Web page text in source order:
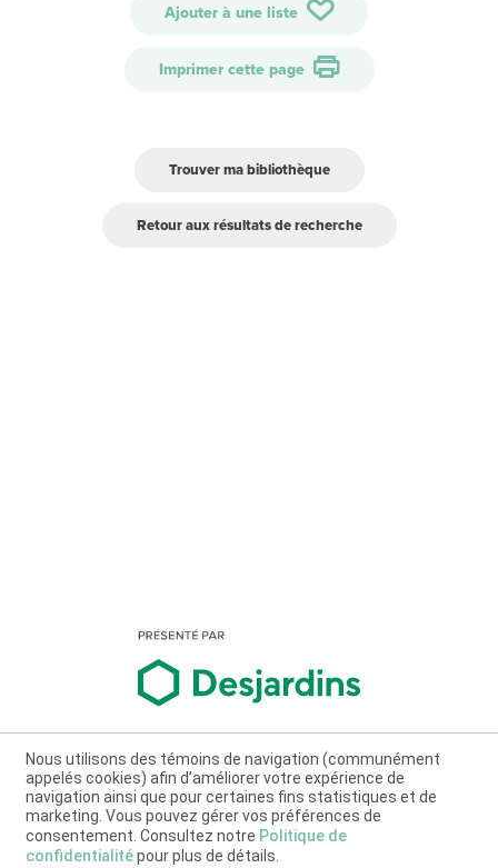
Ajouter à une liste
Imprimer cette page
Trouver ma bibliothèque
Retour aux résultats de recherche
Nous utilisons des témoins de navigation (communément
appelés cookies) afin d’améliorer votre expérience de
navigation ainsi que pour certaines fins statistiques et de
marketing. Vous pouvez gérer vos préférences de
consentement. Consultez notre Politique de
confidentialitépour plus de détails.